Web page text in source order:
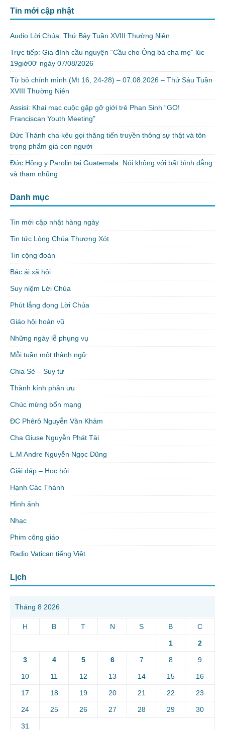
Tin mới cập nhật
Audio Lời Chúa: Thứ Bảy Tuần XVIII Thường Niên
Trực tiếp: Gia đình cầu nguyện “Cầu cho Ông bà cha mẹ” lúc
19giờ00′ ngày 07/08/2026
Từ bỏ chính mình (Mt 16, 24-28) – 07.08.2026 – Thứ Sáu Tuần
XVIII Thường Niên
Assisi: Khai mạc cuộc gặp gỡ giới trẻ Phan Sinh “GO!
Franciscan Youth Meeting”
Đức Thánh cha kêu gọi thăng tiến truyền thông sự thật và tôn
trọng phẩm giá con người
Đức Hồng y Parolin tại Guatemala: Nói không với bất bình đẳng
và tham nhũng
Danh mục
Tin mới cập nhật hàng ngày
Tin tức Lòng Chúa Thương Xót
Tin cộng đoàn
Bác ái xã hội
Suy niệm Lời Chúa
Phút lắng đọng Lời Chúa
Giáo hội hoàn vũ
Những ngày lễ phụng vụ
Mỗi tuần một thành ngữ
Chia Sẻ – Suy tư
Thành kính phân ưu
Chúc mừng bổn mạng
ĐC Phêrô Nguyễn Văn Khảm
Cha Giuse Nguyễn Phát Tài
L.M Andre Nguyễn Ngọc Dũng
Giải đáp – Học hỏi
Hạnh Các Thánh
Hình ảnh
Nhạc
Phim công giáo
Radio Vatican tiếng Việt
Lịch
Tháng 8 2026
H B T N S B C
1 2
3 4 5 6 7 8 9
10 11 12 13 14 15 16
17 18 19 20 21 22 23
24 25 26 27 28 29 30
31